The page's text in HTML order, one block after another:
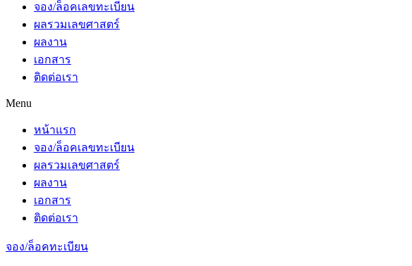
จอง/ล็อคเลขทะเบียน
ผลรวมเลขศาสตร์
ผลงาน
เอกสาร
ติดต่อเรา
Menu
หน้าแรก
จอง/ล็อคเลขทะเบียน
ผลรวมเลขศาสตร์
ผลงาน
เอกสาร
ติดต่อเรา
จอง/ล็อคทะเบียน